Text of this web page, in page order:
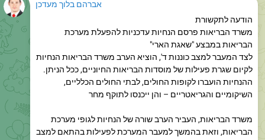
משרד הבריאות פרסם הנחיות עדכניות להפעלת מערכת
הבריאות במבצע "שאגת הארי"
לצד המעבר למצב כוננות ד', הוציא הערב משרד הבריאות הנחיות
לקיום שגרת פעילות של מוסדות הבריאות החיוניים, ככל הניתן.
ההנחיות הועברו לקופות החולים, לבתי החולים הכלליים,
השיקומיים והגריאטריים – והן ייכנסו לתוקף מחר
משרד הבריאות, העביר הערב שורה של הנחיות לגופי מערכת
כוננות ד'. "אנו פועלים במתכונת מתואמת ומבוקרת, מתוך מטרה
לשמור על רציפות תפקודית מלאה לצד מוכנות מבצעית גבוהה",